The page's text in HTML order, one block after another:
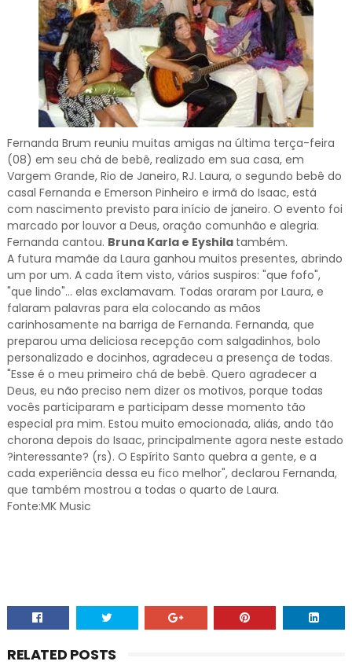
Fernanda Brum reuniu muitas amigas na última terça-feira
(08) em seu chá de bebê, realizado em sua casa, em
Vargem Grande, Rio de Janeiro, RJ. Laura, o segundo bebê do
casal Fernanda e Emerson Pinheiro e irmã do Isaac, está
com nascimento previsto para início de janeiro. O evento foi
marcado por louvor a Deus, oração comunhão e alegria.
Fernanda cantou. Bruna Karla e Eyshila também.
A futura mamãe da Laura ganhou muitos presentes, abrindo
um por um. A cada ítem visto, vários suspiros: "que fofo",
"que lindo"... elas exclamavam. Todas oraram por Laura, e
falaram palavras para ela colocando as mãos
carinhosamente na barriga de Fernanda. Fernanda, que
preparou uma deliciosa recepção com salgadinhos, bolo
personalizado e docinhos, agradeceu a presença de todas.
"Esse é o meu primeiro chá de bebê. Quero agradecer a
Deus, eu não preciso nem dizer os motivos, porque todas
vocês participaram e participam desse momento tão
especial pra mim. Estou muito emocionada, aliás, ando tão
chorona depois do Isaac, principalmente agora neste estado
?interessante? (rs). O Espírito Santo quebra a gente, e a
cada experiência dessa eu fico melhor", declarou Fernanda,
que também mostrou a todas o quarto de Laura.
Fonte:MK Music
RELATED POSTS